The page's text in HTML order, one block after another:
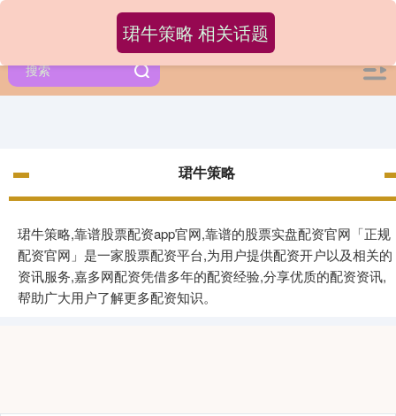
珺牛策略
珺牛策略,靠谱股票配资app官网,靠谱的股票实盘配资官网「正规
配资官网」是一家股票配资平台,为用户提供配资开户以及相关的
资讯服务,嘉多网配资凭借多年的配资经验,分享优质的配资资讯,
帮助广大用户了解更多配资知识。
珺牛策略 相关话题